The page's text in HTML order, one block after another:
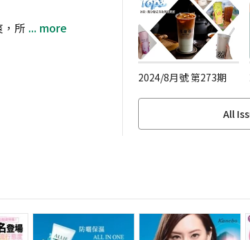
所 ... more
2024/8月號 第273期
All